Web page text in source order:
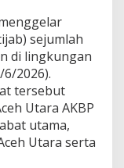
sejumlah
di lingkungan
2026).
tersebut
Utara AKBP
utama,
Utara serta